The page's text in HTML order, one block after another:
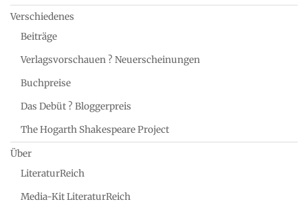
Verschiedenes
Beiträge
Verlagsvorschauen ? Neuerscheinungen
Buchpreise
Das Debüt ? Bloggerpreis
The Hogarth Shakespeare Project
Über
LiteraturReich
Media-Kit LiteraturReich